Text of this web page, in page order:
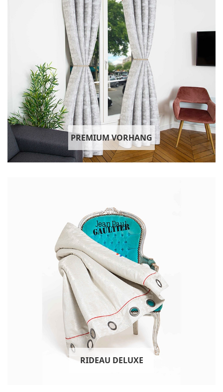
PREMIUM VORHANG
RIDEAU DELUXE